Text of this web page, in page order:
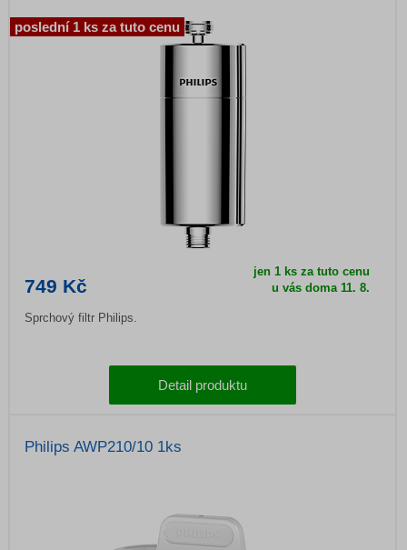
749 Kč
jen 1 ks za tuto cenu
u vás doma11. 8.
Sprchový filtr Philips.
Detail produktu
poslední 1 ks za tuto cenu
Philips AWP210/10 1ks